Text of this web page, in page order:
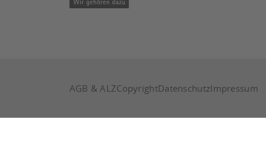
AGB & ALZCopyrightDatenschutzImpressum